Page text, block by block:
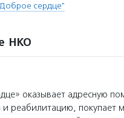
сердце"
НКО
оказывает адресную
и реабилитацию, покупает